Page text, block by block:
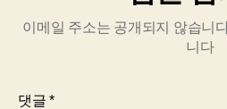
이메일 주소는 공개되지 않습니
니다
댓글*